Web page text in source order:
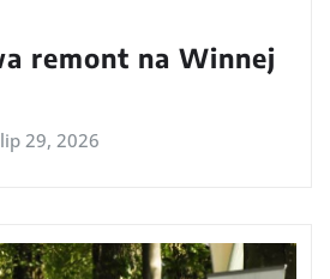
remont na Winnej
lip 29, 2026